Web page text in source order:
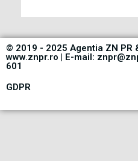
© 2019 - 2025 Agentia ZN PR
www.znpr.ro | E-mail:
601
GDPR